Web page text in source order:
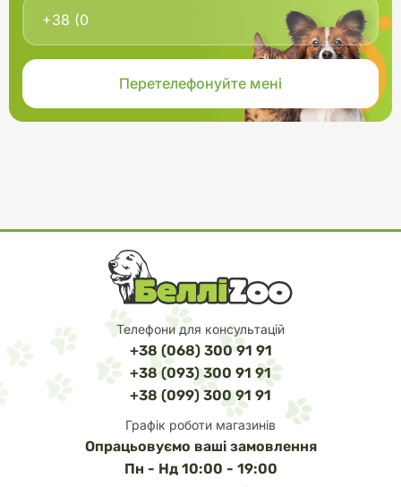
Телефони для консультацій
+38 (068) 300 91 91
+38 (093) 300 91 91
+38 (099) 300 91 91
Графік роботи магазинів
Опрацьовуємо ваші замовлення
Пн - Нд 10:00 - 19:00